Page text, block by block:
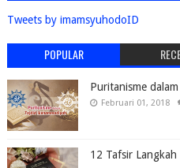
Tweets by imamsyuhodoID
POPULAR
Puritanisme
Februari 01, 2018
12 Tafsir